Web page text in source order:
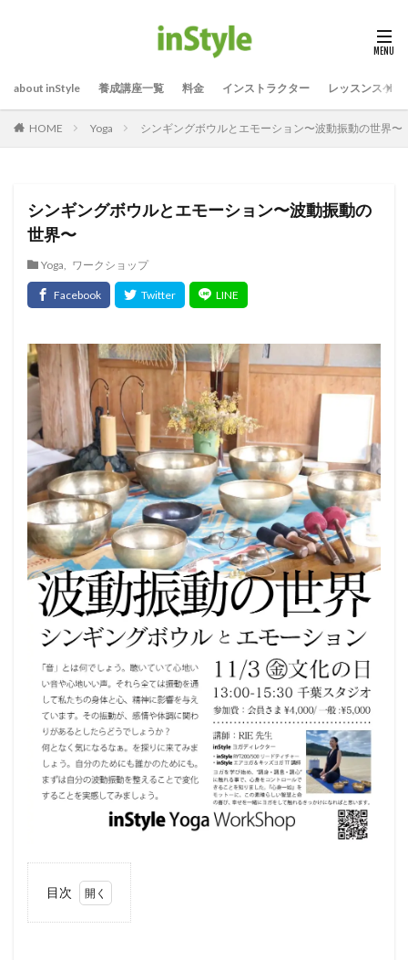
about inStyle 養成講座一覧 料金 インストラクター レッスンスケジ
HOME Yoga シンギングボウルとエモーション〜波動振動の世界〜
シンギングボウルとエモーション〜波動振動の
世界〜
Yoga ワークショップ
目次